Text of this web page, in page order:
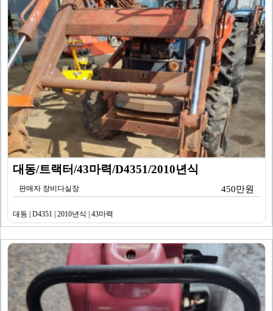
대동/트랙터/43마력/D4351/2010년식
판매자 장비다실장 450만원
대동 | D4351 | 2010년식 | 43마력